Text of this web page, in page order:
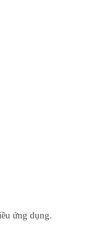
ứng dụng.